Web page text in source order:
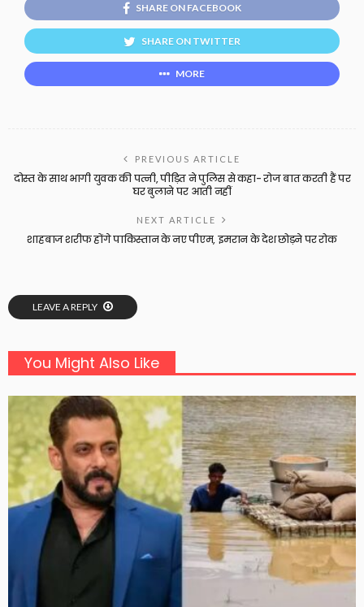
SHARE ON FACEBOOK
SHARE ON TWITTER
MORE
PREVIOUS ARTICLE
दोस्त के साथ भागी युवक की पत्नी, पीड़ित ने पुलिस से कहा- रोज बात करती हैं पर
घर बुलाने पर आती नहीं
NEXT ARTICLE
शाहबाज शरीफ होंगे पाकिस्तान के नए पीएम, इमरान के देश छोड़ने पर रोक
LEAVE A REPLY
You Might Also Like